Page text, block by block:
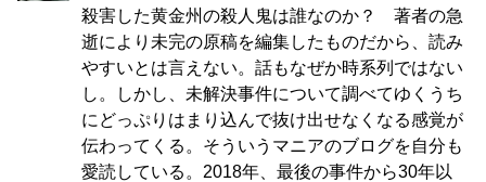
殺害した黄金州の殺人鬼は誰なのか？ 著者の急
逝により未完の原稿を編集したものだから、読み
やすいとは言えない。話もなぜか時系列ではない
し。しかし、未解決事件について調べてゆくうち
にどっぷりはまり込んで抜け出せなくなる感覚が
伝わってくる。そういうマニアのブログを自分も
愛読している。2018年、最後の事件から30年以